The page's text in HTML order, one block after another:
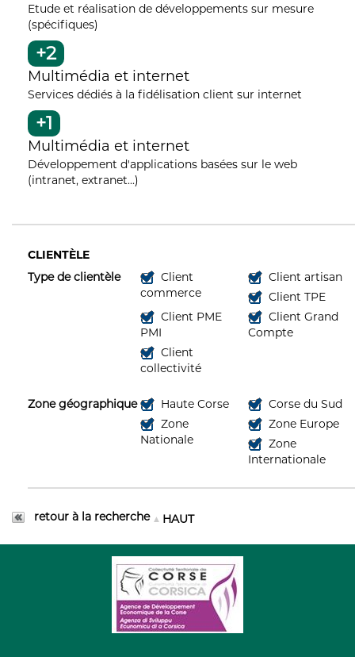
Etude et réalisation de développements sur mesure
(spécifiques)
+2
Multimédia et internet
Services dédiés à la fidélisation client sur internet
+1
Multimédia et internet
Développement d'applications basées sur le web
(intranet, extranet...)
CLIENTÈLE
Type de clientèle
Client
commerce
Client artisan
Client TPE
Client PME
PMI
Client Grand
Compte
Client
collectivité
Zone géographique Haute Corse
Corse du Sud
Zone
Nationale
Zone Europe
Zone
Internationale
HAUT
retour à la recherche